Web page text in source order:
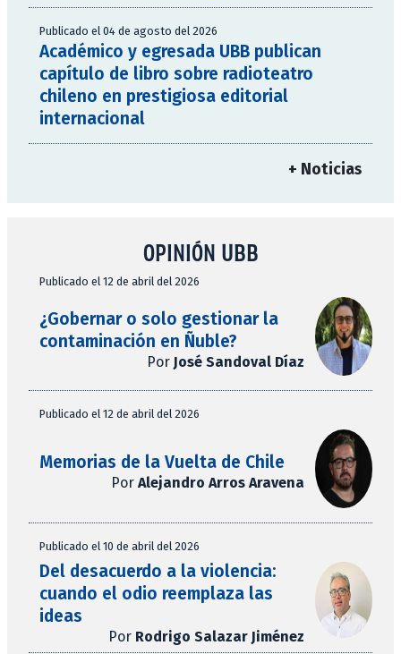
Publicado el 04 de agosto del 2026
Académico y egresada UBB publican
capítulo de libro sobre radioteatro
chileno en prestigiosa editorial
internacional
+ Noticias
OPINIÓN UBB
Publicado el 12 de abril del 2026
¿Gobernar o solo gestionar la
contaminación en Ñuble?
Por José Sandoval Díaz
Publicado el 12 de abril del 2026
Memorias de la Vuelta de Chile
Por Alejandro Arros Aravena
Publicado el 10 de abril del 2026
Del desacuerdo a la violencia:
cuando el odio reemplaza las
ideas
Por Rodrigo Salazar Jiménez